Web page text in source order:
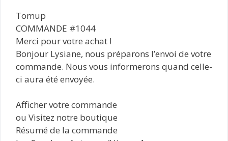
Tomup
COMMANDE #1044
Merci pour votre achat !
Bonjour Lysiane, nous préparons l’envoi de votre
commande. Nous vous informerons quand celle-
ci aura été envoyée.
Afficher votre commande
ou Visitez notre boutique
Résumé de la commande